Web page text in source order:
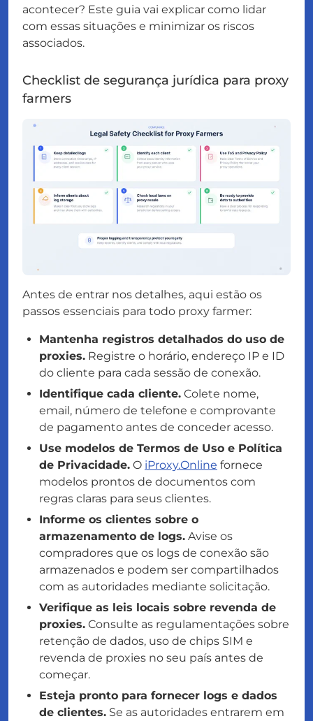
acontecer? Este guia vai explicar como lidar
com essas situações e minimizar os riscos
associados.
Checklist de segurança jurídica para proxy
farmers
Antes de entrar nos detalhes, aqui estão os
passos essenciais para todo proxy farmer:
Mantenha registros detalhados do uso de
proxies. Registre o horário, endereço IP e ID
do cliente para cada sessão de conexão.
Identifique cada cliente. Colete nome,
email, número de telefone e comprovante
de pagamento antes de conceder acesso.
Use modelos de Termos de Uso e Política
de Privacidade. O iProxy.Online fornece
modelos prontos de documentos com
regras claras para seus clientes.
Informe os clientes sobre o
armazenamento de logs. Avise os
compradores que os logs de conexão são
armazenados e podem ser compartilhados
com as autoridades mediante solicitação.
Verifique as leis locais sobre revenda de
proxies. Consulte as regulamentações sobre
retenção de dados, uso de chips SIM e
revenda de proxies no seu país antes de
começar.
Esteja pronto para fornecer logs e dados
de clientes. Se as autoridades entrarem em